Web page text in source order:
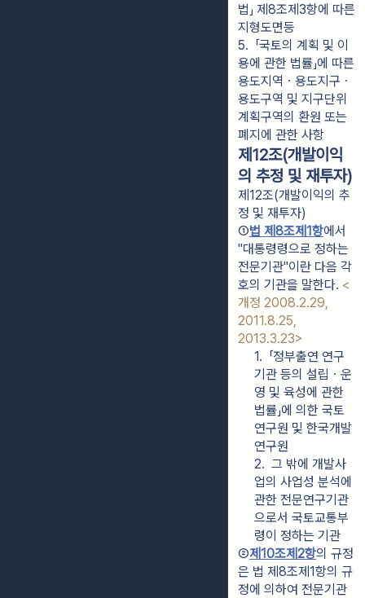
법」 제8조제3항에 따른
지형도면등
5.  「국토의 계획 및 이
용에 관한 법률」에 따른
용도지역ㆍ용도지구ㆍ
용도구역 및 지구단위
계획구역의 환원 또는
폐지에 관한 사항
제12조(개발이익
의 추정 및 재투자)
제12조(개발이익의 추
정 및 재투자)
①법 제8조제1항에서
"대통령령으로 정하는
전문기관"이란 다음 각
호의 기관을 말한다. <
개정 2008.2.29,
2011.8.25,
2013.3.23>
1.  「정부출연 연구
기관 등의 설립ㆍ운
영 및 육성에 관한
법률」에 의한 국토
연구원 및 한국개발
연구원
2.  그 밖에 개발사
업의 사업성 분석에
관한 전문연구기관
으로서 국토교통부
령이 정하는 기관
②제10조제2항의 규정
은 법 제8조제1항의 규
정에 의하여 전문기관